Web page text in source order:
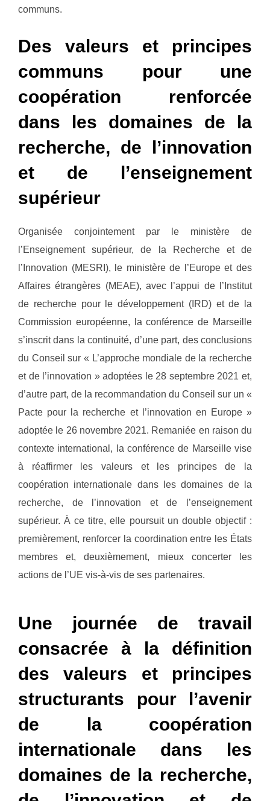
communs.
Des valeurs et principes
communs pour une
coopération renforcée
dans les domaines de la
recherche, de l’innovation
et de l’enseignement
supérieur
Organisée conjointement par le ministère de
l’Enseignement supérieur, de la Recherche et de
l’Innovation (MESRI), le ministère de l’Europe et des
Affaires étrangères (MEAE), avec l’appui de l’Institut
de recherche pour le développement (IRD) et de la
Commission européenne, la conférence de Marseille
s’inscrit dans la continuité, d’une part, des conclusions
du Conseil sur « L’approche mondiale de la recherche
et de l’innovation » adoptées le 28 septembre 2021 et,
d’autre part, de la recommandation du Conseil sur un «
Pacte pour la recherche et l’innovation en Europe »
adoptée le 26 novembre 2021. Remaniée en raison du
contexte international, la conférence de Marseille vise
à réaffirmer les valeurs et les principes de la
coopération internationale dans les domaines de la
recherche, de l’innovation et de l’enseignement
supérieur. À ce titre, elle poursuit un double objectif :
premièrement, renforcer la coordination entre les États
membres et, deuxièmement, mieux concerter les
actions de l’UE vis-à-vis de ses partenaires.
Une journée de travail
consacrée à la définition
des valeurs et principes
structurants pour l’avenir
de la coopération
internationale dans les
domaines de la recherche,